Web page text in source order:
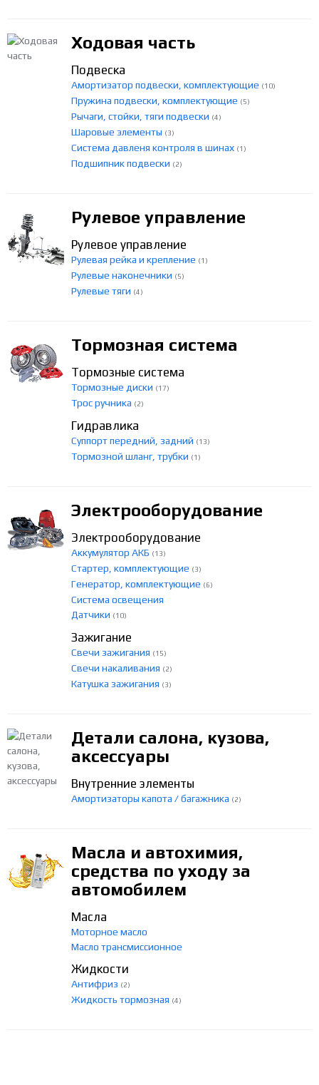
Ходовая часть
Подвеска
Амортизатор подвески, комплектующие (10)
Пружина подвески, комплектующие (5)
Рычаги, стойки, тяги подвески (4)
Шаровые элементы (3)
Система давленя контроля в шинах (1)
Подшипник подвески (2)
Рулевое управление
Рулевое управление
Рулевая рейка и крепление (1)
Рулевые наконечники (5)
Рулевые тяги (4)
Тормозная система
Тормозные система
Тормозные диски (17)
Трос ручника (2)
Гидравлика
Суппорт передний, задний (13)
Тормозной шланг, трубки (1)
Электрооборудование
Электрооборудование
Аккумулятор АКБ (13)
Стартер, комплектующие (3)
Генератор, комплектующие (6)
Система освещения
Датчики (10)
Зажигание
Свечи зажигания (15)
Свечи накаливания (2)
Катушка зажигания (3)
Детали салона, кузова,
аксессуары
Внутренние элементы
Амортизаторы капота / багажника (2)
Масла и автохимия,
средства по уходу за
автомобилем
Масла
Моторное масло
Масло трансмиссионное
Жидкости
Антифриз (2)
Жидкость тормозная (4)